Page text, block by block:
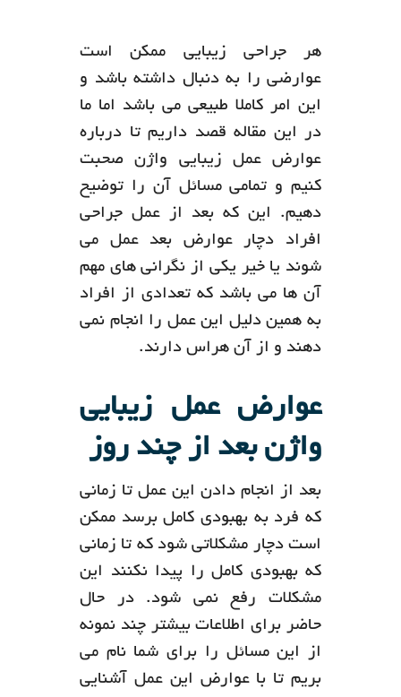
هر جراحی زیبایی ممکن است
عوارضی را به دنبال داشته باشد و
این امر کاملا طبیعی می باشد اما ما
در این مقاله قصد داریم تا درباره
عوارض عمل زیبایی واژن صحبت
کنیم و تمامی مسائل آن را توضیح
دهیم. این که بعد از عمل جراحی
افراد دچار عوارض بعد عمل می
شوند یا خیر یکی از نگرانی های مهم
آن ها می باشد که تعدادی از افراد
به همین دلیل این عمل را انجام نمی
دهند و از آن هراس دارند.
عوارض عمل زیبایی
واژن بعد از چند روز
بعد از انجام دادن این عمل تا زمانی
که فرد به بهبودی کامل برسد ممکن
است دچار مشکلاتی شود که تا زمانی
که بهبودی کامل را پیدا نکنند این
مشکلات رفع نمی شود. در حال
حاضر برای اطلاعات بیشتر چند نمونه
از این مسائل را برای شما نام می
بریم تا با عوارض این عمل آشنایی